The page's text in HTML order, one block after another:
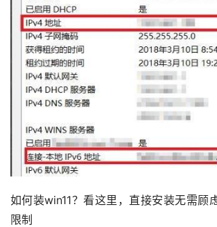
如何装win11？看这里，直接安装无需顾
限制